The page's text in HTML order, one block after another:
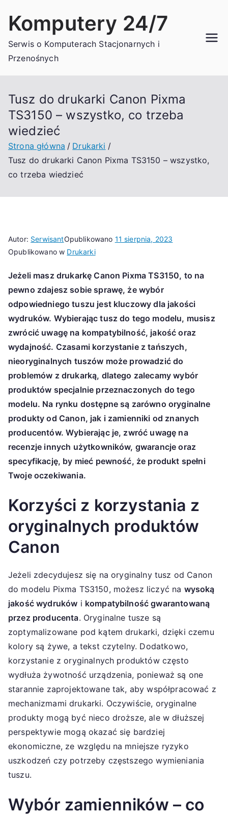
Komputery 24/7
Serwis o Komputerach Stacjonarnych i
Przenośnych
Tusz do drukarki Canon Pixma
TS3150 – wszystko, co trzeba
wiedzieć
Strona główna
Drukarki
Tusz do drukarki Canon Pixma TS3150 – wszystko,
co trzeba wiedzieć
Autor: SerwisantOpublikowano 11 sierpnia, 2023
Opublikowano w Drukarki
Jeżeli masz drukarkę Canon Pixma TS3150, to na
pewno zdajesz sobie sprawę, że wybór
odpowiedniego tuszu jest kluczowy dla jakości
wydruków. Wybierając tusz do tego modelu, musisz
zwrócić uwagę na kompatybilność, jakość oraz
wydajność. Czasami korzystanie z tańszych,
nieoryginalnych tuszów może prowadzić do
problemów z drukarką, dlatego zalecamy wybór
produktów specjalnie przeznaczonych do tego
modelu. Na rynku dostępne są zarówno oryginalne
produkty od Canon, jak i zamienniki od znanych
producentów. Wybierając je, zwróć uwagę na
recenzje innych użytkowników, gwarancje oraz
specyfikację, by mieć pewność, że produkt spełni
Twoje oczekiwania.
Korzyści z korzystania z
oryginalnych produktów
Canon
Jeżeli zdecydujesz się na oryginalny tusz od Canon
do modelu Pixma TS3150, możesz liczyć na wysoką
jakość wydruków i kompatybilność gwarantowaną
przez producenta. Oryginalne tusze są
zoptymalizowane pod kątem drukarki, dzięki czemu
kolory są żywe, a tekst czytelny. Dodatkowo,
korzystanie z oryginalnych produktów często
wydłuża żywotność urządzenia, ponieważ są one
starannie zaprojektowane tak, aby współpracować z
mechanizmami drukarki. Oczywiście, oryginalne
produkty mogą być nieco droższe, ale w dłuższej
perspektywie mogą okazać się bardziej
ekonomiczne, ze względu na mniejsze ryzyko
uszkodzeń czy potrzeby częstszego wymieniania
tuszu.
Wybór zamienników – co